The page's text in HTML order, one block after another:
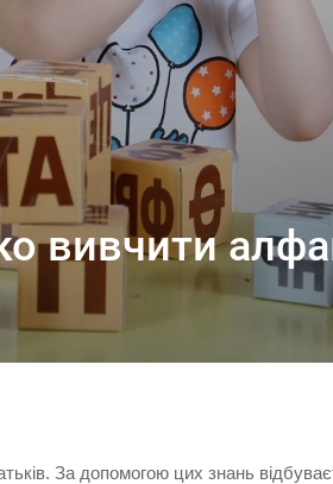
вивчити
За допомогою цих знань